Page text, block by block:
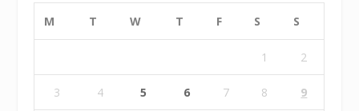
M T W T F S S
1 2
3 4 5 6 7 8 9